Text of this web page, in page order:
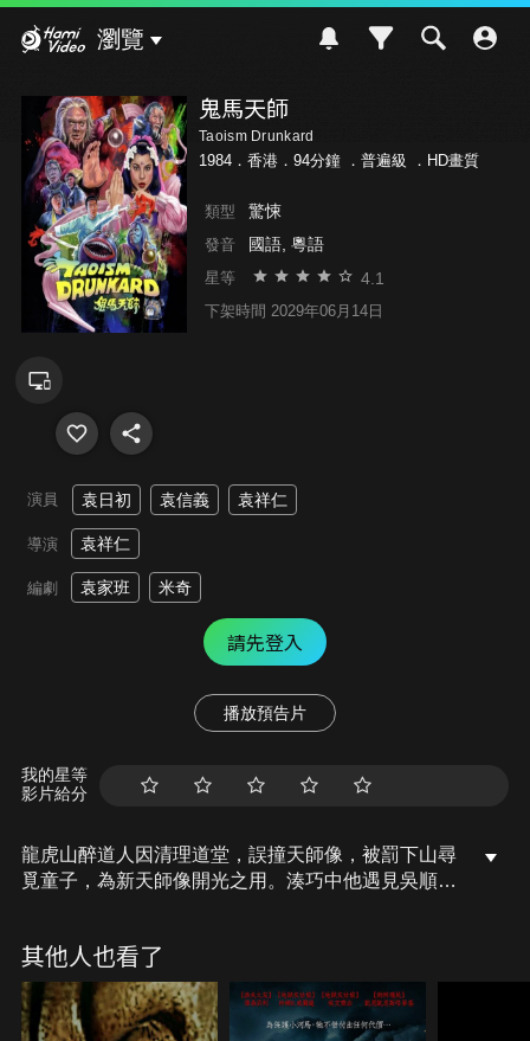
瀏覽
鬼馬天師
Taoism Drunkard
1984．香港．94分鐘 ． 普遍級 ．HD畫質
類型 驚悚
發音 國語, 粵語
星等 4.1
下架時間 2029年06月14日
演員 袁日初 袁信義 袁祥仁
導演 袁祥仁
編劇 袁家班 米奇
請先登入
播放預告片
我的星等
影片給分
龍虎山醉道人因清理道堂，誤撞天師像，被罰下山尋
覓童子，為新天師像開光之用。湊巧中他遇見吳順
皮刑。老魔懷恨在心，立誓要將科學門人殺盡，再奪
取令牌。而吳順超的婆婆，正是當年剝刑執法者，危
機一觸即發。
其他人也看了